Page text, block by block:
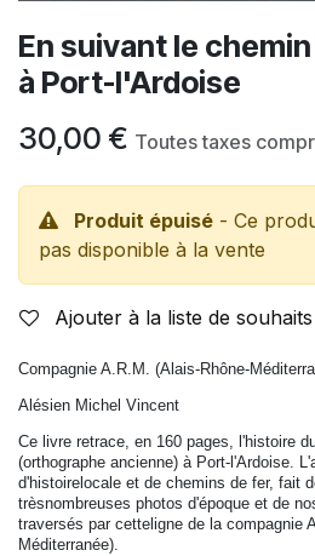
En suivant le
à Port-l'Ardoise
30,00 € Toutes taxes
Produit épuisé - Ce
pas disponible à la vente
Ajouter à la liste de souhaits
Compagnie A.R.M. (Alais-Rhône-
Alésien Michel Vincent
Ce livre retrace, en 160 pages, l'histoire
(orthographe ancienne) à Port-l'Ardoise.
d'histoirelocale et de chemins de fer, fait
trèsnombreuses photos d'époque et de
traversés par cetteligne de la compagnie
Méditerranée).